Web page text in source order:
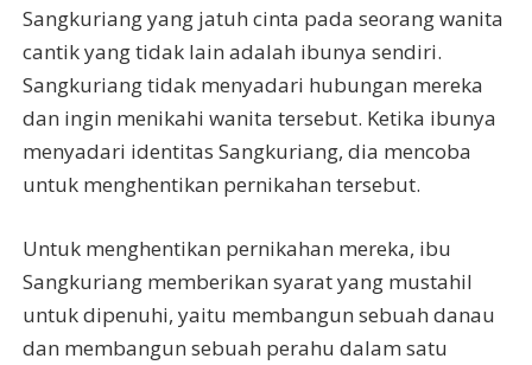
Sangkuriang yang jatuh cinta pada seorang wanita
cantik yang tidak lain adalah ibunya sendiri.
Sangkuriang tidak menyadari hubungan mereka
dan ingin menikahi wanita tersebut. Ketika ibunya
menyadari identitas Sangkuriang, dia mencoba
untuk menghentikan pernikahan tersebut.
Untuk menghentikan pernikahan mereka, ibu
Sangkuriang memberikan syarat yang mustahil
untuk dipenuhi, yaitu membangun sebuah danau
dan membangun sebuah perahu dalam satu